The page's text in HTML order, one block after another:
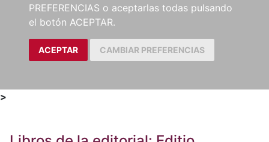
PREFERENCIAS o aceptarlas todas pulsando
el botón ACEPTAR.
ACEPTAR CAMBIAR PREFERENCIAS
>